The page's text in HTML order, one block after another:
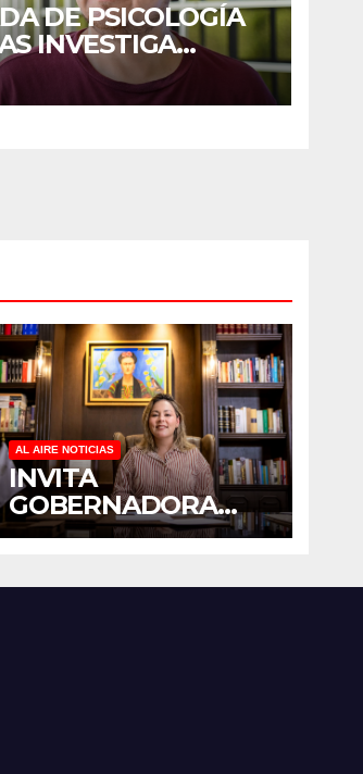
DE PSICOLOGÍA
INVESTIGA
Y
EN
AL AIRE NOTICIAS
INVITA
GOBERNADORA
YERALDINE A
JORNADA